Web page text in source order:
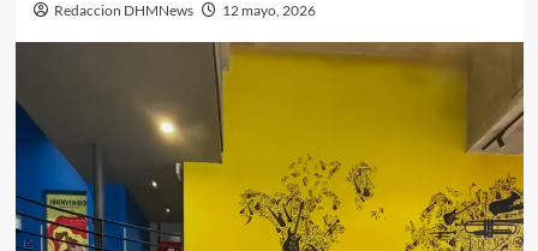
Redaccion DHMNews 12 mayo, 2026